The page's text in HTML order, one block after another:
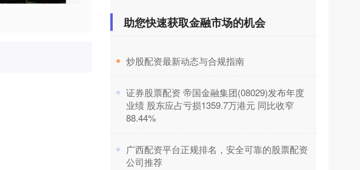
12-02
见的投资方式。配资炒股网站为投资者提
供资金放大服务，让投资者可以利用杠杆
助您快速获取金融市场的机会
​炒股配资最新动态与合规指南
​证券股票配资 帝国金融集团(08029)发布年度
业绩 股东应占亏损1359.7万港元 同比收窄
88.44%
​广西配资平台正规排名，安全可靠的股票配资
公司推荐